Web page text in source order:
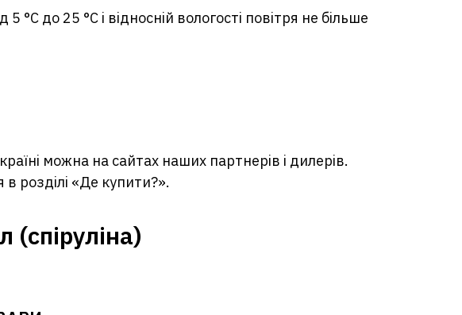
°С до 25 °С і відносній вологості повітря не більше
можна на сайтах наших партнерів і дилерів.
розділі «Де купити?».